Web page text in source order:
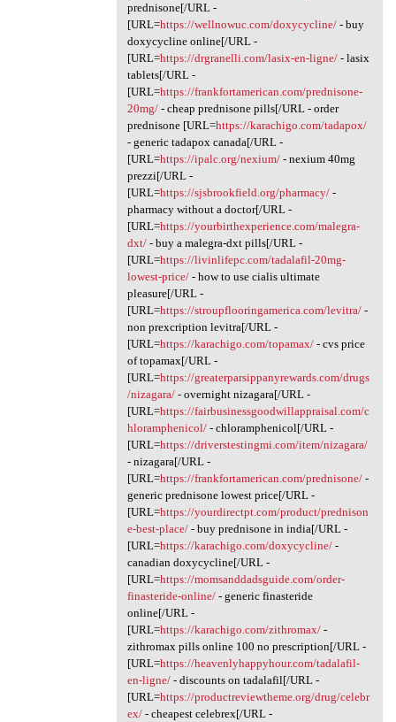
prednisone[/URL -
[URL=https://wellnowuc.com/doxycycline/- buy
doxycycline online[/URL -
[URL=https://drgranelli.com/lasix-en-ligne/- lasix
tablets[/URL -
[URL=https://frankfortamerican.com/prednisone-
20mg/- cheap prednisone pills[/URL - order
prednisone [URL=https://karachigo.com/tadapox/
- generic tadapox canada[/URL -
[URL=https://ipalc.org/nexium/- nexium 40mg
prezzi[/URL -
[URL=https://sjsbrookfield.org/pharmacy/-
pharmacy without a doctor[/URL -
[URL=https://yourbirthexperience.com/malegra-
dxt/- buy a malegra-dxt pills[/URL -
[URL=https://livinlifepc.com/tadalafil-20mg-
lowest-price/- how to use cialis ultimate
pleasure[/URL -
[URL=https://stroupflooringamerica.com/levitra/-
non prexcription levitra[/URL -
[URL=https://karachigo.com/topamax/- cvs price
of topamax[/URL -
[URL=https://greaterparsippanyrewards.com/drugs
/nizagara/- overnight nizagara[/URL -
[URL=https://fairbusinessgoodwillappraisal.com/c
hloramphenicol/- chloramphenicol[/URL -
[URL=https://driverstestingmi.com/item/nizagara/
- nizagara[/URL -
[URL=https://frankfortamerican.com/prednisone/-
generic prednisone lowest price[/URL -
[URL=https://yourdirectpt.com/product/prednison
e-best-place/- buy prednisone in india[/URL -
[URL=https://karachigo.com/doxycycline/-
canadian doxycycline[/URL -
[URL=https://momsanddadsguide.com/order-
finasteride-online/- generic finasteride
online[/URL -
[URL=https://karachigo.com/zithromax/-
zithromax pills online 100 no prescription[/URL -
[URL=https://heavenlyhappyhour.com/tadalafil-
en-ligne/- discounts on tadalafil[/URL -
[URL=https://productreviewtheme.org/drug/celebr
ex/- cheapest celebrex[/URL -